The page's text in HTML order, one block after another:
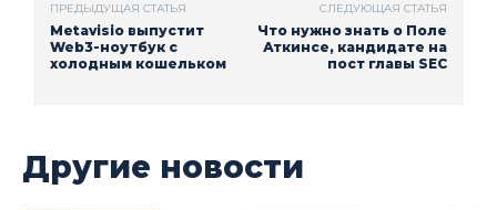
ПРЕДЫДУЩАЯ СТАТЬЯ
Metavisio выпустит
Web3-ноутбук с
холодным кошельком
СЛЕДУЮЩАЯ СТАТЬЯ
Что нужно знать о Поле
Аткинсе, кандидате на
пост главы SEC
Другие новости